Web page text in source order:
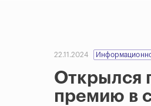
22.11.2024
Открылся
премию в